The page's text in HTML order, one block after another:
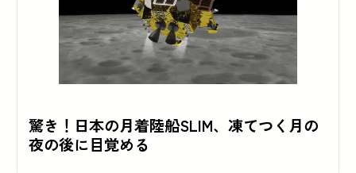
驚き！日本の月着陸船SLIM、凍てつく月の
夜の後に目覚める